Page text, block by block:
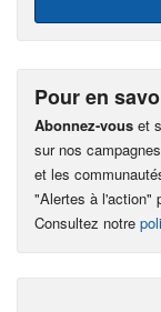
Pour en
Abonnez-vous et
sur nos
et les
"Alertes à l'action"
Consultez notre